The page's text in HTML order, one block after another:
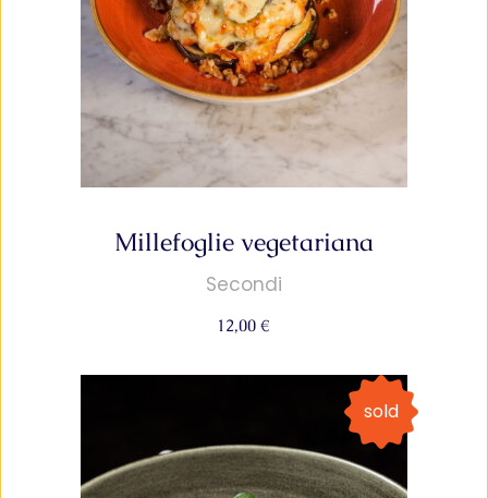
Millefoglie vegetariana
Secondi
12,00 €
sold